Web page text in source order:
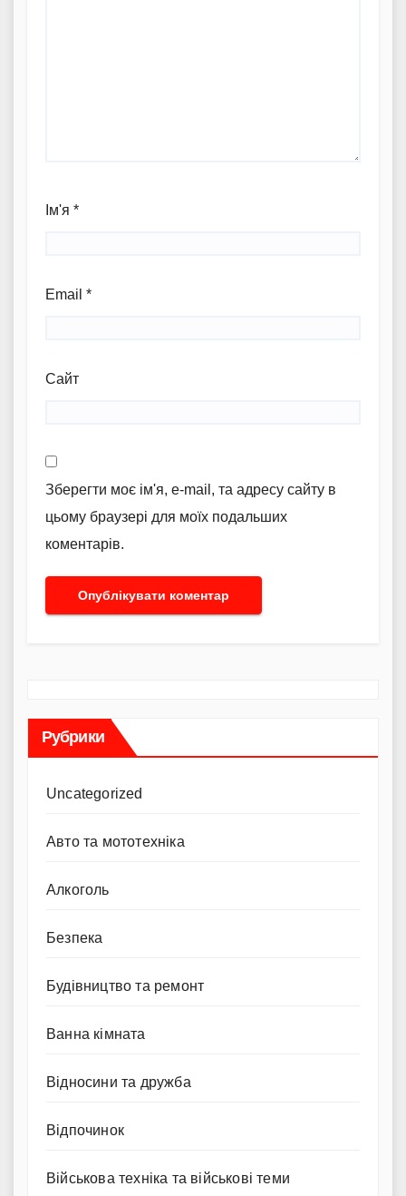
Ім'я *
Email *
Сайт
Зберегти моє ім'я, e-mail, та адресу сайту в
цьому браузері для моїх подальших
коментарів.
Рубрики
Uncategorized
Авто та мототехніка
Алкоголь
Безпека
Будівництво та ремонт
Ванна кімната
Відносини та дружба
Відпочинок
Військова техніка та військові теми